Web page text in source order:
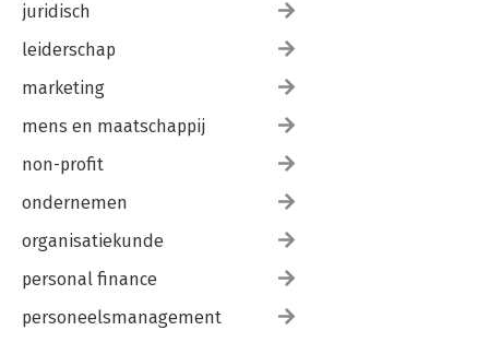
juridisch
leiderschap
marketing
mens en maatschappij
non-profit
ondernemen
organisatiekunde
personal finance
personeelsmanagement